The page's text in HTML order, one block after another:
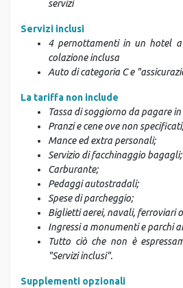
servizi
Servizi inclusi
4 pernottamenti in un hotel
colazione inclusa
Auto di categoria C e
La tariffa non include
Tassa di soggiorno da pagare in
Pranzi e cene ove non specificati;
Mance ed extra personali;
Servizio di facchinaggio bagagli;
Carburante;
Pedaggi autostradali;
Spese di parcheggio;
Biglietti aerei, navali, ferroviari
Ingressi a monumenti e parchi
Tutto ciò che non è
"Servizi inclusi".
Supplementi opzionali